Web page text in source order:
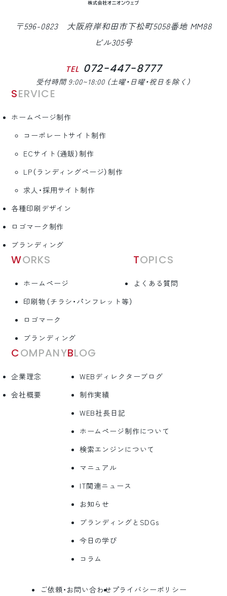
〒596-0823 大阪府岸和田市下松町5058番地 MM88
ビル305号
TEL 072-447-8777
受付時間 9:00~18:00 （土曜・日曜・祝日を除く）
SERVICE
ホームページ制作
コーポレートサイト制作
ECサイト（通販）制作
LP（ランディングページ）制作
求人・採用サイト制作
各種印刷デザイン
ロゴマーク制作
ブランディング
WORKS
ホームページ
印刷物（チラシ・パンフレット等）
ロゴマーク
ブランディング
TOPICS
よくある質問
COMPANY
企業理念
会社概要
BLOG
WEBディレクターブログ
制作実績
WEB社長日記
ホームページ制作について
検索エンジンについて
マニュアル
IT関連ニュース
お知らせ
ブランディングとSDGs
今日の学び
コラム
ご依頼・お問い合わせ プライバシーポリシー